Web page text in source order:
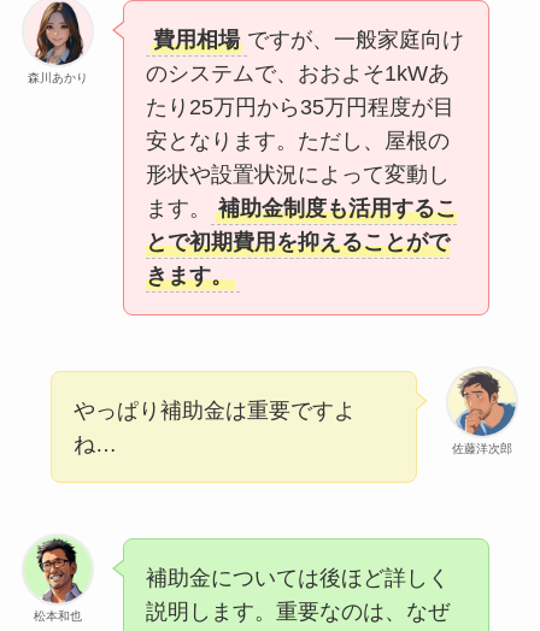
森川あかり
費用相場 ですが、一般家庭向け
のシステムで、おおよそ1kWあ
たり25万円から35万円程度が目
安となります。ただし、屋根の
形状や設置状況によって変動し
ます。
補助金制度も活用するこ
とで初期費用を抑えることがで
きます。
佐藤洋次郎
やっぱり補助金は重要ですよ
ね…
松本和也
補助金については後ほど詳しく
説明します。重要なのは、なぜ